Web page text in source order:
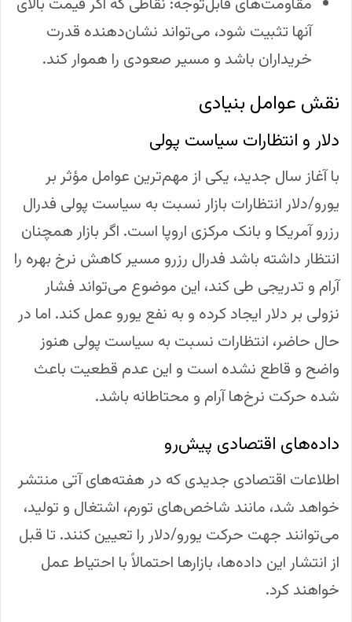
آنها تثبیت شود، می‌تواند نشان‌دهنده قدرت
خریداران باشد و مسیر صعودی را هموار کند.
نقش عوامل بنیادی
دلار و انتظارات سیاست پولی
با آغاز سال جدید، یکی از مهم‌ترین عوامل مؤثر بر
یورو/دلار انتظارات بازار نسبت به سیاست پولی فدرال
رزرو آمریکا و بانک مرکزی اروپا است. اگر بازار همچنان
انتظار داشته باشد فدرال رزرو مسیر کاهش نرخ بهره را
آرام و تدریجی طی کند، این موضوع می‌تواند فشار
نزولی بر دلار ایجاد کرده و به نفع یورو عمل کند. اما در
حال حاضر، انتظارات نسبت به سیاست پولی هنوز
واضح و قاطع نشده است و این عدم قطعیت باعث
شده حرکت نرخ‌ها آرام و محتاطانه باشد.
داده‌های اقتصادی پیش‌رو
اطلاعات اقتصادی جدیدی که در هفته‌های آتی منتشر
خواهد شد، مانند شاخص‌های تورم، اشتغال و تولید،
می‌توانند جهت حرکت یورو/دلار را تعیین کنند. تا قبل
از انتشار این داده‌ها، بازارها احتمالاً با احتیاط عمل
خواهند کرد.